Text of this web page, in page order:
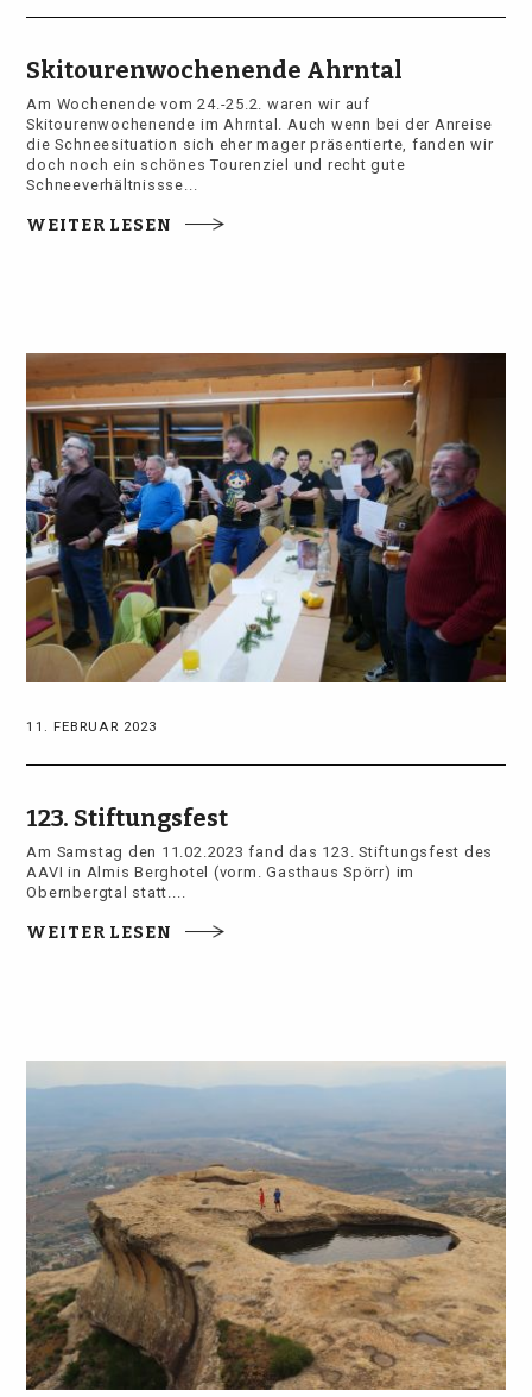
Skitourenwochenende Ahrntal
Am Wochenende vom 24.-25.2. waren wir auf
Skitourenwochenende im Ahrntal. Auch wenn bei der Anreise
die Schneesituation sich eher mager präsentierte, fanden wir
doch noch ein schönes Tourenziel und recht gute
Schneeverhältnissse...
WEITER LESEN
11. FEBRUAR 2023
123. Stiftungsfest
Am Samstag den 11.02.2023 fand das 123. Stiftungsfest des
AAVI in Almis Berghotel (vorm. Gasthaus Spörr) im
Obernbergtal statt....
WEITER LESEN